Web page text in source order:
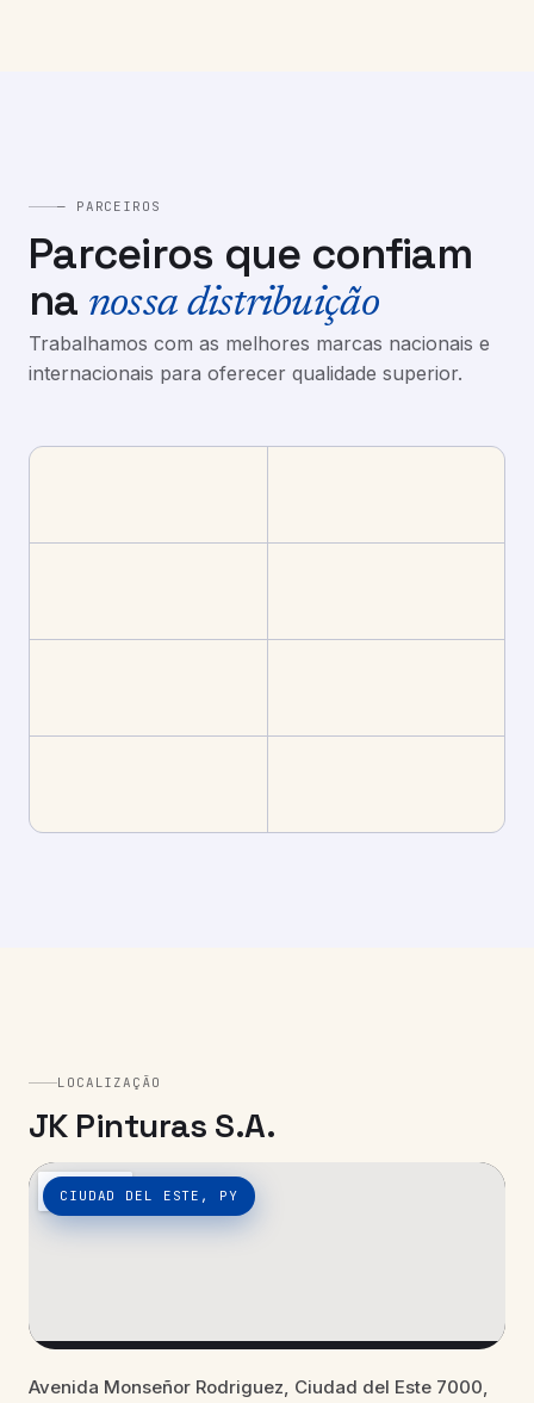
— PARCEIROS
Parceiros que confiam
na nossa distribuição
Trabalhamos com as melhores marcas nacionais e
internacionais para oferecer qualidade superior.
LOCALIZAÇÃO
JK Pinturas S.A.
CIUDAD DEL ESTE, PY
Avenida Monseñor Rodriguez, Ciudad del Este 7000,